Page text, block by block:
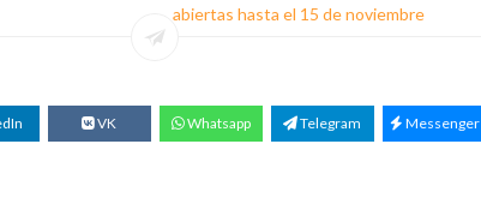
abiertas hasta el 15 de noviembre
VK Whatsapp Telegram Messenger